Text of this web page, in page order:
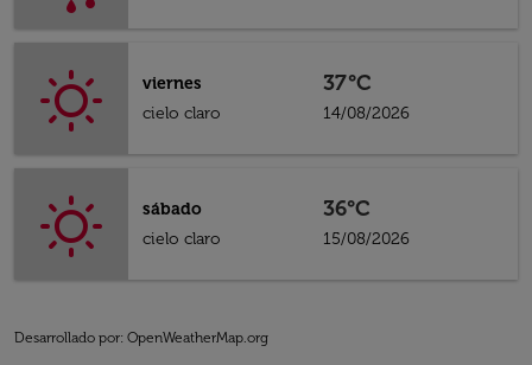
viernes
cielo claro
37°C
14/08/2026
sábado
cielo claro
36°C
15/08/2026
Desarrollado por: OpenWeatherMap.org